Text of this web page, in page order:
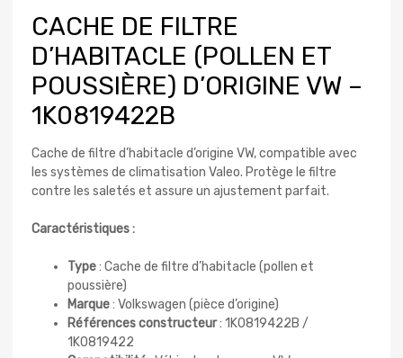
CACHE DE FILTRE
D’HABITACLE (POLLEN ET
POUSSIÈRE) D’ORIGINE VW –
1K0819422B
Cache de filtre d’habitacle d’origine VW, compatible avec
les systèmes de climatisation Valeo. Protège le filtre
contre les saletés et assure un ajustement parfait.
Caractéristiques :
Type: Cache de filtre d’habitacle (pollen et
poussière)
Marque: Volkswagen (pièce d’origine)
Références constructeur: 1K0819422B /
1K0819422